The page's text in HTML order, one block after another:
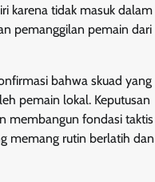
karena tidak masuk dalam
pemanggilan pemain dari
bahwa skuad yang
pemain lokal. Keputusan
membangun fondasi taktis
memang rutin berlatih dan